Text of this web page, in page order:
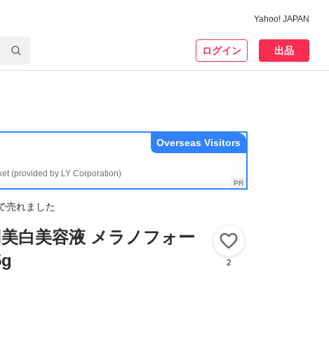
Yahoo! JAPAN
ログイン 出品
(provided by LY Corporation)
Overseas Visitors
売れました
白美容液 メラノフォー
2